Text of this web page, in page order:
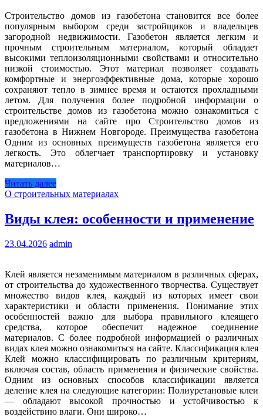
Строительство домов из газобетона становится все более
популярным выбором среди застройщиков и владельцев
загородной недвижимости. Газобетон является легким и
прочным строительным материалом, который обладает
высокими теплоизоляционными свойствами и относительно
низкой стоимостью. Этот материал позволяет создавать
комфортные и энергоэффективные дома, которые хорошо
сохраняют тепло в зимнее время и остаются прохладными
летом. Для получения более подробной информации о
строительстве домов из газобетона можно ознакомиться с
предложениями на сайте про Строительство домов из
газобетона в Нижнем Новгороде. Преимущества газобетона
Одним из основных преимуществ газобетона является его
легкость. Это облегчает транспортировку и установку
материалов…
Читать далее
О строительных материалах
Виды клея: особенности и применение
23.04.2026 admin
Клей является незаменимым материалом в различных сферах,
от строительства до художественного творчества. Существует
множество видов клея, каждый из которых имеет свои
характеристики и области применения. Понимание этих
особенностей важно для выбора правильного клеящего
средства, которое обеспечит надежное соединение
материалов. С более подробной информацией о различных
видах клея можно ознакомиться на сайте. Классификация клея
Клей можно классифицировать по различным критериям,
включая состав, область применения и физические свойства.
Одним из основных способов классификации является
деление клея на следующие категории: Полиуретановые клеи
— обладают высокой прочностью и устойчивостью к
воздействию влаги. Они широко…